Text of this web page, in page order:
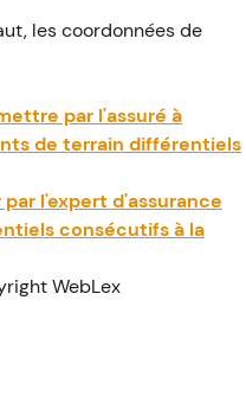
les coordonnées de
par l'assuré à
de terrain différentiels
l'expert d'assurance
consécutifs à la
WebLex